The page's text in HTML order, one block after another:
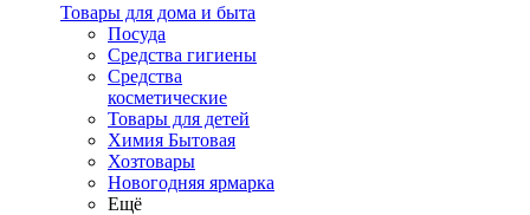
Товары для дома и быта
Посуда
Средства гигиены
Средства
косметические
Товары для детей
Химия Бытовая
Хозтовары
Новогодняя ярмарка
Ещё